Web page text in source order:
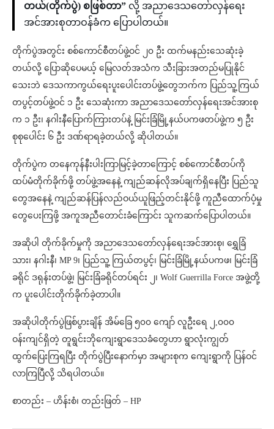
တယ်(တိုက်ပွဲ) စဖြစ်တာ” လို့ အညာဒေသတော်လှန်ရေး
အင်အားစုတာဝန်ခံက ပြောပါတယ်။
တိုက်ပွဲအတွင်း စစ်ကောင်စီတပ်ဖွဲ့ဝင် ၂၀ ဦး ထက်မနည်းသေဆုံးခဲ့
တယ်လို့ ပြောဆိုပေမယ့် မြေလတ်အသံက သီးခြားအတည်မပြုနိုင်
သေးဘဲ ဒေသကာကွယ်ရေးပူးပေါင်းတပ်ဖွဲ့တွေဘက်က ပြည်သူ့ကြယ်
တပွင့်တပ်ဖွဲ့ဝင် ၁ ဦး သေဆုံးကာ အညာဒေသတော်လှန်ရေးအင်အားစု
က ၁ ဦး၊ နဂါးနီပြောက်ကြားတပ်နဲ့ မြင်းခြံမြို့နယ်ပကဖတပ်ဖွဲ့က ၅ ဦး
စုစုပေါင်း ၆ ဦး ဒဏ်ရာရခဲ့တယ်လို့ ဆိုပါတယ်။
တိုက်ပွဲက တနေကုန်နီးပါးကြာမြင့်ခဲ့တာကြောင့် စစ်ကောင်စီတပ်ကို
ထပ်မံတိုက်ခိုက်ဖို့ တပ်ဖွဲ့အနေနဲ့ ကျည်ဆန်လိုအပ်ချက်ရှိနေပြီး ပြည်သူ
တွေအနေနဲ့ ကျည်ဆန်ပြန်လည်ဝယ်ယူဖြည့်တင်းနိုင်ဖို့ ကူညီထောက်ပံ့မှု
တွေပေးကြဖို့ အကူအညီတောင်းခံကြောင်း သူကဆက်ပြောပါတယ်။
အဆိုပါ တိုက်ခိုက်မှုကို အညာဒေသတော်လှန်ရေးအင်အားစု၊ ရွှေခြံ
သား၊ နဂါးနီ၊ MP 9၊ ပြည်သူ့ ကြယ်တပွင့်၊ မြင်းခြံမြို့နယ်ပကဖ၊ မြင်းခြံ
ခရိုင် ဒရုန်းတပ်ဖွဲ့၊ မြင်းခြံခရိုင်တပ်ရင်း ၂၊ Wolf Guerrilla Force အဖွဲ့တို့
က ပူးပေါင်းတိုက်ခိုက်ခဲ့တာပါ။
အဆိုပါတိုက်ပွဲဖြစ်ပွားချိန် အိမ်ခြေ ၅၀၀ ကျော် လူဦးရေ ၂,၀၀၀
ဝန်းကျင်ရှိတဲ့ တူရွင်းဘိုကျေးရွာဒေသခံတွေဟာ ရွာလုံးကျွတ်
ထွက်ပြေးကြရပြီး တိုက်ပွဲပြီးနောက်မှာ အများစုက ကျေးရွာကို ပြန်ဝင်
လာကြပြီလို့ သိရပါတယ်။
စာတည်း – ဟိန်းစံ၊ တည်းဖြတ် – HP